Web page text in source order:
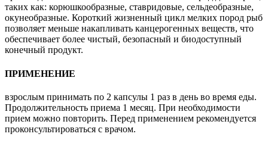
таких как: корюшкообразные, ставридовые, сельдеобразные,
окунеобразные. Короткий жизненный цикл мелких пород рыб
позволяет меньше накапливать канцерогенных веществ, что
обеспечивает более чистый, безопасный и биодоступный
конечный продукт.
ПРИМЕНЕНИЕ
взрослым принимать по 2 капсулы 1 раз в день во время еды.
Продолжительность приема 1 месяц. При необходимости
прием можно повторить. Перед применением рекомендуется
проконсультироваться с врачом.